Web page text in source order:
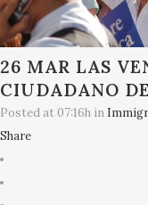
26 MAR LAS
CIUDADANO
Posted at 07:16h in
Share